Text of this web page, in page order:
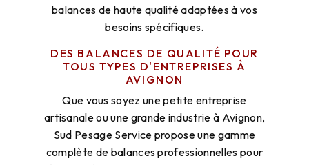
balances de haute qualité adaptées à vos
besoins spécifiques.
DES BALANCES DE QUALITÉ POUR
TOUS TYPES D'ENTREPRISES À
AVIGNON
Que vous soyez une petite entreprise
artisanale ou une grande industrie à Avignon,
Sud Pesage Service propose une gamme
complète de balances professionnelles pour